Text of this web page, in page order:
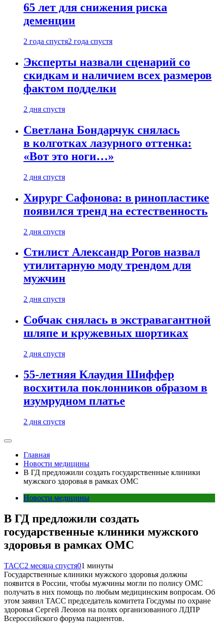
65 лет для снижения риска
деменции
2 года спустя2 года спустя
Эксперты назвали сценарий со
скидкам и наличием всех размеров
фактом подделки
2 дня спустя
Светлана Бондарчук снялась
в колготках лазурного оттенка:
«Вот это ноги…»
2 дня спустя
Хирург Сафонова: в ринопластике
появился тренд на естественность
2 дня спустя
Стилист Александр Рогов назвал
утилитарную моду трендом для
мужчин
2 дня спустя
Собчак снялась в экстравагантной
шляпе и кружевных шортиках
2 дня спустя
55-летняя Клаудия Шиффер
восхитила поклонников образом в
изумрудном платье
2 дня спустя
Главная
Новости медицины
В ГД предложили создать государственные клиники
мужского здоровья в рамках ОМС
Новости медицины
В ГД предложили создать
государственные клиники мужского
здоровья в рамках ОМС
ТАСС2 месяца спустя01 минуты
Государственные клиники мужского здоровья должны
появится в России, чтобы мужчины могли по полису ОМС
получать в них помощь по любым медицинским вопросам. Об
этом заявил ТАСС председатель комитета Госдумы по охране
здоровья Сергей Леонов на полях организованного ЛДПР
Всероссийского форума пациентов.